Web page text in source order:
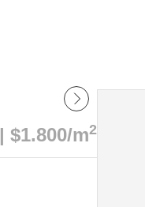
| $1.800/m2